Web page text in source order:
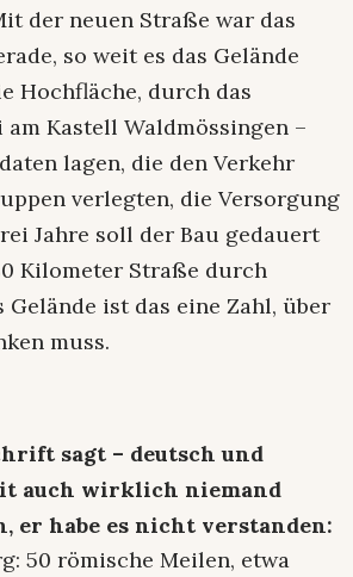
der neuen Straße war das
so weit es das Gelände
Hochfläche, durch das
Kastell Waldmössingen –
lagen, die den Verkehr
verlegten, die Versorgung
Jahre soll der Bau gedauert
Kilometer Straße durch
Gelände ist das eine Zahl, über
muss.
sagt – deutsch und
auch wirklich niemand
er habe es nicht verstanden:
50 römische Meilen, etwa